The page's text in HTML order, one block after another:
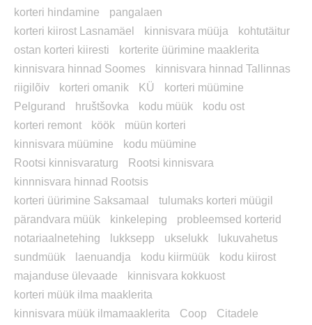
korteri hindamine
pangalaen
korteri kiirost Lasnamäel
kinnisvara müüja
kohtutäitur
ostan korteri kiiresti
korterite üürimine maaklerita
kinnisvara hinnad Soomes
kinnisvara hinnad Tallinnas
riigilõiv
korteri omanik KÜ
korteri müümine
Pelgurand
hruštšovka kodu müük
kodu ost
korteri remont
köök
müün korteri
kinnisvara müümine
kodu müümine
Rootsi kinnisvaraturg
Rootsi kinnisvara
kinnnisvara hinnad Rootsis
korteri üürimine Saksamaal
tulumaks korteri müügil
pärandvara müük
kinkeleping
probleemsed korterid
notariaalnetehing
lukksepp ukselukk
lukuvahetus
sundmüük
laenuandja kodu kiirmüük
kodu kiirost
majanduse ülevaade
kinnisvara kokkuost
korteri müük ilma maaklerita
kinnisvara müük ilmamaaklerita
Coop
Citadele